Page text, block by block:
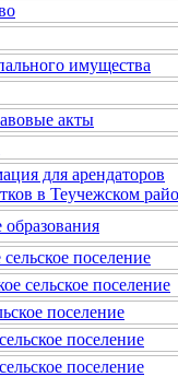
имущества
акты
для арендаторов
в Теучежском
поселение
сельское поселение
поселение
поселение
поселение